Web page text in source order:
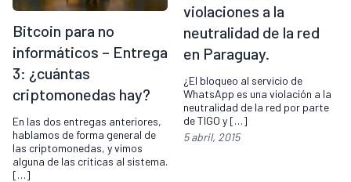
Bitcoin para no
informáticos – Entrega
3: ¿cuántas
criptomonedas hay?
En las dos entregas anteriores,
hablamos de forma general de
las criptomonedas, y vimos
alguna de las críticas al sistema.
[…]
violaciones a la
neutralidad de la red
en Paraguay.
¿El bloqueo al servicio de
WhatsApp es una violación a la
neutralidad de la red por parte
de TIGO y […]
5 abril, 2015